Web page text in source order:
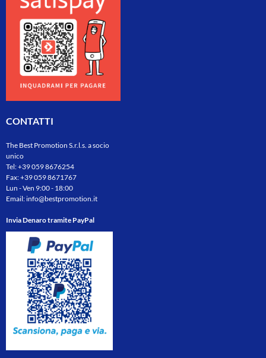
CONTATTI
The Best Promotion S.r.l.s. a socio
unico
Tel:+39 059 8676254
Fax: +39 059 8671767
Lun - Ven 9:00 - 18:00
Email:info@bestpromotion.it
Invia Denaro tramite PayPal